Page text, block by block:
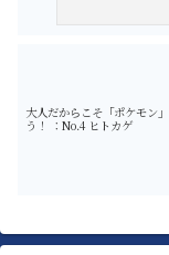
大人だからこそ「ポケモン
う！ ：No.4 ヒトカゲ